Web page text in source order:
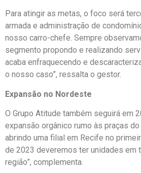
Para atingir as metas, o foco será
armada e administração de
nosso carro-chefe. Sempre
segmento propondo e realizando
acaba enfraquecendo e
o nosso caso”, ressalta o gestor.
Expansão no Nordeste
O Grupo Atitude também seguirá em
expansão orgânico rumo às praças
abrindo uma filial em Recife no
de 2023 deveremos ter unidades em
região”, complementa.